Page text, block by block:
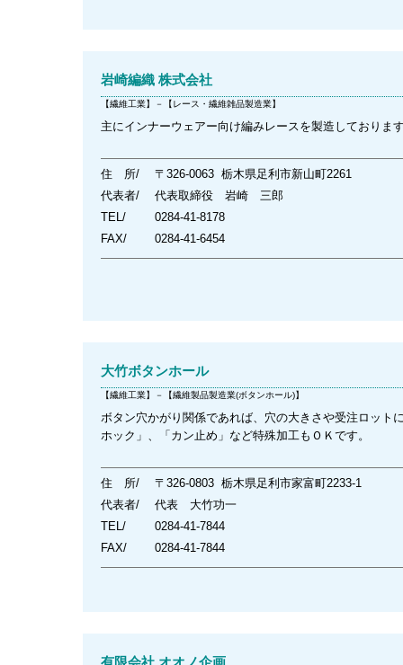
岩崎編織 株式会社
【繊維工業】－【レース・繊維雑品製造業】
主にインナーウェアー向け編みレースを製造しておりま
住 所/
〒326-0063 栃木県足利市新山町2261
代表者/
代表取締役 岩崎 三郎
TEL/
0284-41-8178
FAX/
0284-41-6454
大竹ボタンホール
【繊維工業】－【繊維製品製造業(ボタンホール)】
ボタン穴かがり関係であれば、穴の大きさや受注ロット
ホック」、「カン止め」など特殊加工もＯＫです。
住 所/
〒326-0803 栃木県足利市家富町2233-1
代表者/
代表 大竹功一
TEL/
0284-41-7844
FAX/
0284-41-7844
有限会社 オオノ企画